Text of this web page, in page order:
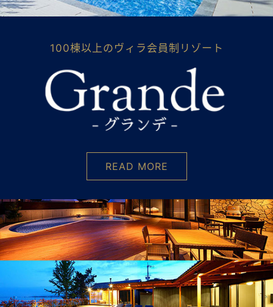
100棟以上のヴィラ会員制リゾート
READ MORE